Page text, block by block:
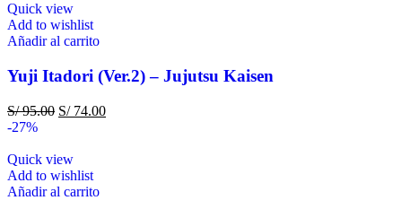
Quick view
Add to wishlist
Añadir al carrito
Yuji Itadori (Ver.2) – Jujutsu Kaisen
S/95.00 S/74.00
-27%
Quick view
Add to wishlist
Añadir al carrito